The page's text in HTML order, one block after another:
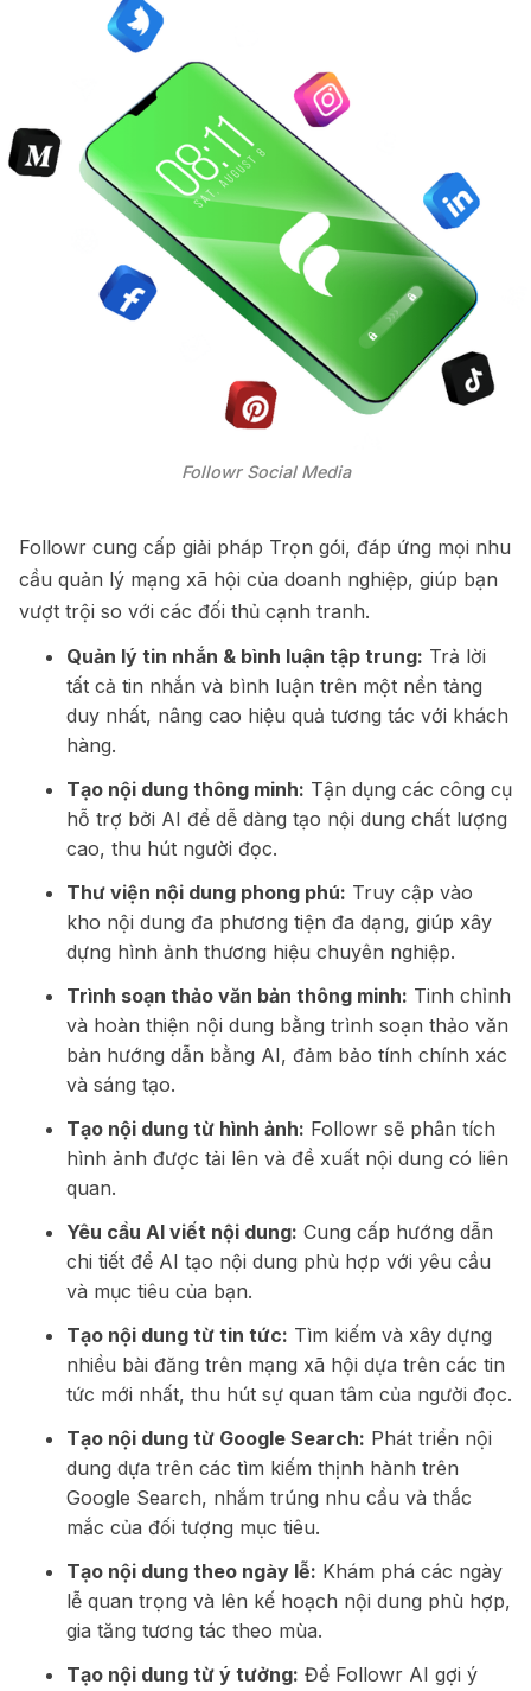
Followr Social Media
Followr cung cấp giải pháp Trọn gói, đáp ứng mọi nhu
cầu quản lý mạng xã hội của doanh nghiệp, giúp bạn
vượt trội so với các đối thủ cạnh tranh.
Quản lý tin nhắn & bình luận tập trung: Trả lời
tất cả tin nhắn và bình luận trên một nền tảng
duy nhất, nâng cao hiệu quả tương tác với khách
hàng.
Tạo nội dung thông minh: Tận dụng các công cụ
hỗ trợ bởi AI để dễ dàng tạo nội dung chất lượng
cao, thu hút người đọc.
Thư viện nội dung phong phú: Truy cập vào
kho nội dung đa phương tiện đa dạng, giúp xây
dựng hình ảnh thương hiệu chuyên nghiệp.
Trình soạn thảo văn bản thông minh: Tinh chỉnh
và hoàn thiện nội dung bằng trình soạn thảo văn
bản hướng dẫn bằng AI, đảm bảo tính chính xác
và sáng tạo.
Tạo nội dung từ hình ảnh: Followr sẽ phân tích
hình ảnh được tải lên và đề xuất nội dung có liên
quan.
Yêu cầu AI viết nội dung: Cung cấp hướng dẫn
chi tiết để AI tạo nội dung phù hợp với yêu cầu
và mục tiêu của bạn.
Tạo nội dung từ tin tức: Tìm kiếm và xây dựng
nhiều bài đăng trên mạng xã hội dựa trên các tin
tức mới nhất, thu hút sự quan tâm của người đọc.
Tạo nội dung từ Google Search: Phát triển nội
dung dựa trên các tìm kiếm thịnh hành trên
Google Search, nhắm trúng nhu cầu và thắc
mắc của đối tượng mục tiêu.
Tạo nội dung theo ngày lễ: Khám phá các ngày
lễ quan trọng và lên kế hoạch nội dung phù hợp,
gia tăng tương tác theo mùa.
Tạo nội dung từ ý tưởng: Để Followr AI gợi ý